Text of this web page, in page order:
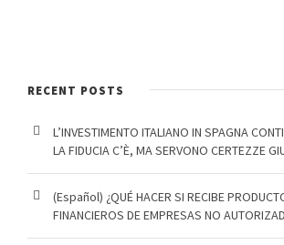
RECENT POSTS
L’INVESTIMENTO ITALIANO IN SPAGNA
LA FIDUCIA C’È, MA SERVONO CERTEZZE
(Español) ¿QUÉ HACER SI RECIBE
FINANCIEROS DE EMPRESAS NO